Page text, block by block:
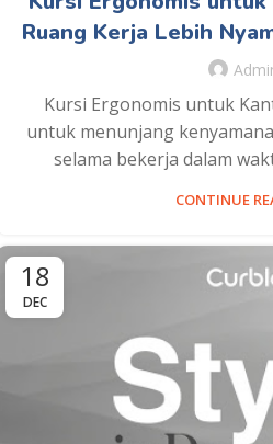
Ruang Kerja Lebih
Kursi Ergonomis untuk
untuk menunjang
selama bekerja dalam
CONTINUE
18
DEC